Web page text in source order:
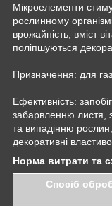
Мікроелементи
рослинному
врожайність, вміст
поліпшуються
Призначення: для
Ефективність:
забарвленню листя,
та випадінню
декоративні
Норма витрати та
Спосіб